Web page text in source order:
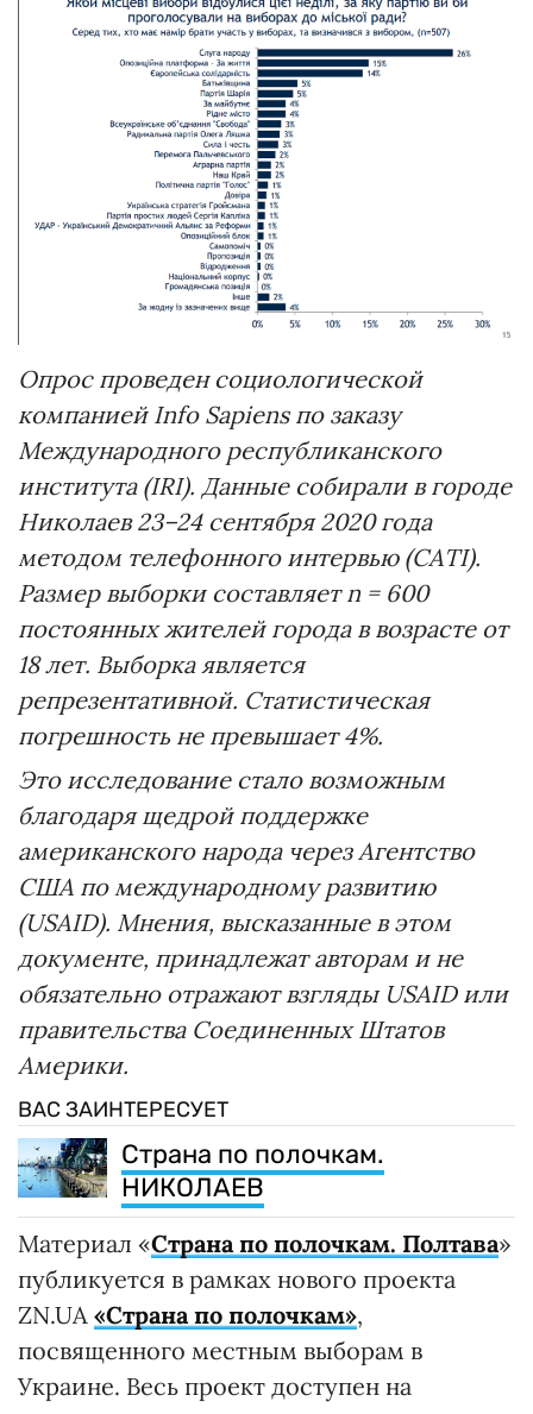
Опрос проведен социологической
компанией Info Sapiens по заказу
Международного республиканского
института (IRI). Данные собирали в городе
Николаев 23–24 сентября 2020 года
методом телефонного интервью (CATI).
Размер выборки составляет n = 600
постоянных жителей города в возрасте от
18 лет. Выборка является
репрезентативной. Статистическая
погрешность не превышает 4%.
Это исследование стало возможным
благодаря щедрой поддержке
американского народа через Агентство
США по международному развитию
(USAID). Мнения, высказанные в этом
документе, принадлежат авторам и не
обязательно отражают взгляды USAID или
правительства Соединенных Штатов
Америки.
ВАС ЗАИНТЕРЕСУЕТ
Страна по полочкам.
НИКОЛАЕВ
Материал «Страна по полочкам. Полтава»
публикуется в рамках нового проекта
ZN.UA «Страна по полочкам»,
посвященного местным выборам в
Украине. Весь проект доступен на